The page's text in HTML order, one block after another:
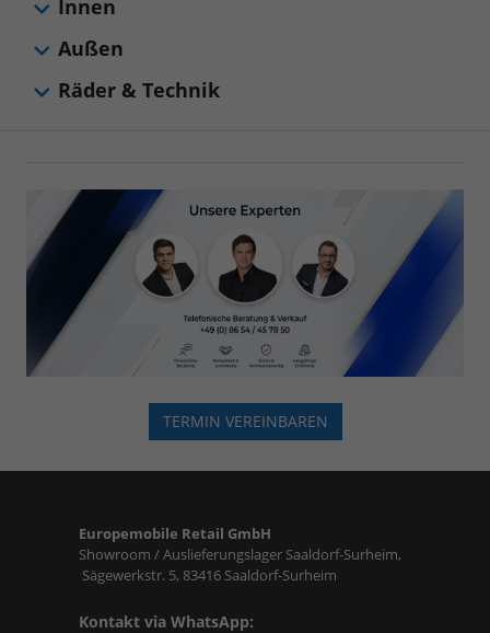
Innen
Außen
Räder & Technik
TERMIN VEREINBAREN
Europemobile Retail GmbH
Showroom / Auslieferungslager Saaldorf-Surheim,
Sägewerkstr. 5, 83416 Saaldorf-Surheim
Kontakt via WhatsApp: